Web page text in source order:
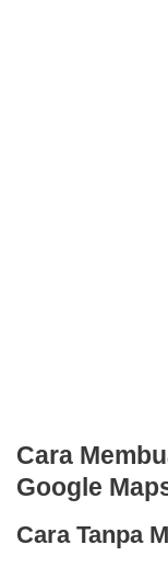
Cara
Google
Cara Tanpa